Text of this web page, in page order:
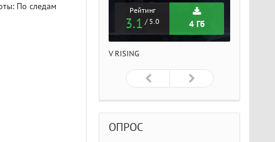
По следам
Рейтинг Рейтинг
3.1 / 5.0 4 Гб
V RISING
ОПРОС